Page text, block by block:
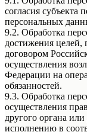
согласия субъекта
персональных
9.2. Обработка
достижения
договором
осуществления
Федерации на
обязанностей.
9.3. Обработка
осуществления
другого органа
исполнению в